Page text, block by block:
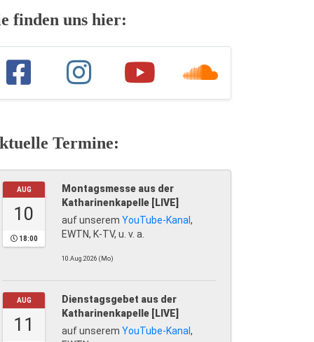
finden uns hier:
Termine:
AUG
10
18:00
Montagsmesse aus der
Katharinenkapelle [LIVE]
auf unserem YouTube-Kanal ,
EWTN, K-TV, u. v. a.
10.Aug.2026 (Mo)
AUG
11
Dienstagsgebet aus der
Katharinenkapelle [LIVE]
auf unserem YouTube-Kanal ,